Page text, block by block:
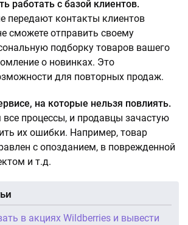
работать с базой клиентов.
передают контакты клиентов
сможете отправить своему
подборку товаров вашего
о новинках. Это
для повторных продаж.
на которые нельзя повлиять.
все процессы, и продавцы зачастую
их ошибки. Например, товар
с опозданием, в поврежденной
и т.д.
в акциях Wildberries и вывести